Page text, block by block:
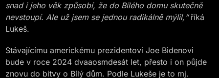
snad i jeho věk způsobí, že do Bílého domu skutečně
nevstoupí. Ale už jsem se jednou radikálně mýlil,“říká
Lukeš.
Stávajícímu americkému prezidentovi Joe Bidenovi
bude v roce 2024 dvaaosmdesát let, přesto i on půjde
znovu do bitvy o Bílý dům. Podle Lukeše je to mj.